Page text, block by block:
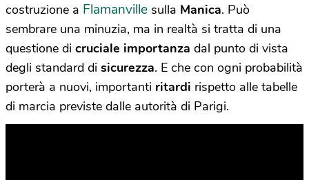
costruzione a Flamanville sulla Manica. Può
sembrare una minuzia, ma in realtà si tratta di una
questione di cruciale importanza dal punto di vista
degli standard di sicurezza. E che con ogni probabilità
porterà a nuovi, importanti ritardi rispetto alle tabelle
di marcia previste dalle autorità di Parigi.